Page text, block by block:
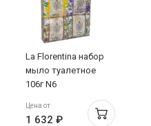
La Florentina набор
мыло туалетное
106г N6
Цена от
1 632 ₽